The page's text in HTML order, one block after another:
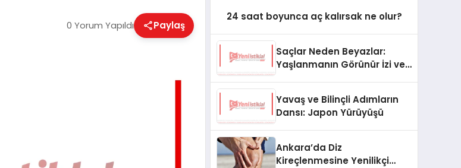
0 Yorum Yapıldı Paylaş
24 saat boyunca aç kalırsak ne olur?
Saçlar Neden Beyazlar:
Yaşlanmanın Görünür İzi ve
Yavaş ve Bilinçli Adımların
Dansı: Japon Yürüyüşü
Ankara’da Diz
Kireçlenmesine Yenilikçi